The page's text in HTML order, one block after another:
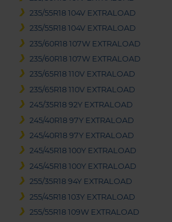
235/55R18 104V EXTRALOAD
235/55R18 104V EXTRALOAD
235/60R18 107W EXTRALOAD
235/60R18 107W EXTRALOAD
235/65R18 110V EXTRALOAD
235/65R18 110V EXTRALOAD
245/35R18 92Y EXTRALOAD
245/40R18 97Y EXTRALOAD
245/40R18 97Y EXTRALOAD
245/45R18 100Y EXTRALOAD
245/45R18 100Y EXTRALOAD
255/35R18 94Y EXTRALOAD
255/45R18 103Y EXTRALOAD
255/55R18 109W EXTRALOAD